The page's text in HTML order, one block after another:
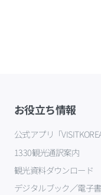
お役立ち情報
公式アプリ「
1330観光通訳案内
観光資料ダウンロード
デジタルブック／電子